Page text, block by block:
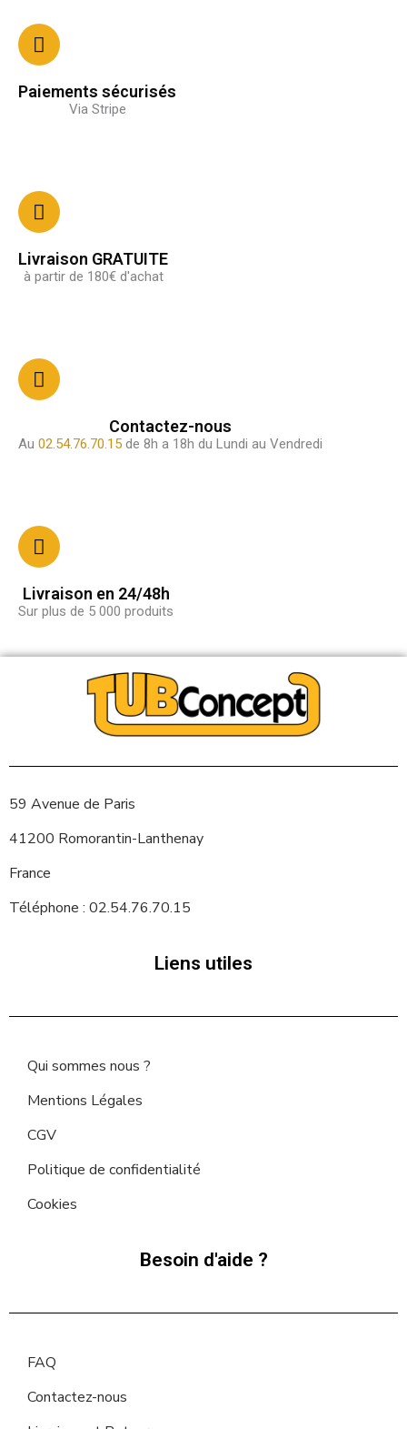
Paiements sécurisés
Via Stripe
Livraison GRATUITE
à partir de 180€ d'achat
Contactez-nous
Au 02.54.76.70.15 de 8h a 18h du Lundi au Vendredi
Livraison en 24/48h
Sur plus de 5 000 produits
59 Avenue de Paris
41200 Romorantin-Lanthenay
France
Téléphone : 02.54.76.70.15
Liens utiles
Qui sommes nous ?
Mentions Légales
CGV
Politique de confidentialité
Cookies
Besoin d'aide ?
FAQ
Contactez-nous